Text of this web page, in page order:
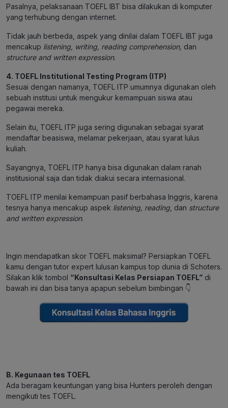
Pasalnya, pelaksanaan TOEFL IBT bisa dilakukan di komputer
yang terhubung dengan internet.
Tidak jauh berbeda, aspek yang dinilai dalam TOEFL IBT juga
mencakup listening, writing, reading comprehension, dan
structure and written expression.
4. TOEFL Institutional Testing Program (ITP)
Sesuai dengan namanya, TOEFL ITP umumnya digunakan oleh
sebuah institusi untuk mengukur kemampuan siswa atau
pegawai mereka.
Selain itu, TOEFL ITP juga sering digunakan sebagai syarat
mendaftar beasiswa, melamar pekerjaan, atau syarat lulus
kuliah.
Sayangnya, TOEFL ITP hanya bisa digunakan dalam ranah
institusional saja dan tidak diakui secara internasional.
TOEFL ITP menilai kemampuan pasif berbahasa Inggris, karena
tesnya hanya mencakup aspek listening, reading , dan structure
and written expression.
Ingin mendapatkan skor TOEFL maksimal? Persiapkan TOEFL
kamu dengan tutor expert lulusan kampus top dunia di Schoters.
Silakan klik tombol “Konsultasi Kelas Persiapan TOEFL” di
bawah ini dan bisa tanya apapun sebelum bimbingan 👇
B. Kegunaan tes TOEFL
Ada beragam keuntungan yang bisa Hunters peroleh dengan
mengikuti tes TOEFL.